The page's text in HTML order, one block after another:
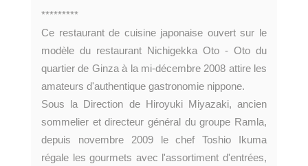
*********
Ce restaurant de cuisine japonaise ouvert sur le
modèle du restaurant Nichigekka Oto - Oto du
quartier de Ginza à la mi-décembre 2008 attire les
amateurs d'authentique gastronomie nippone.
Sous la Direction de Hiroyuki Miyazaki, ancien
sommelier et directeur général du groupe Ramla,
depuis novembre 2009 le chef Toshio Ikuma
régale les gourmets avec l'assortiment d'entrées,